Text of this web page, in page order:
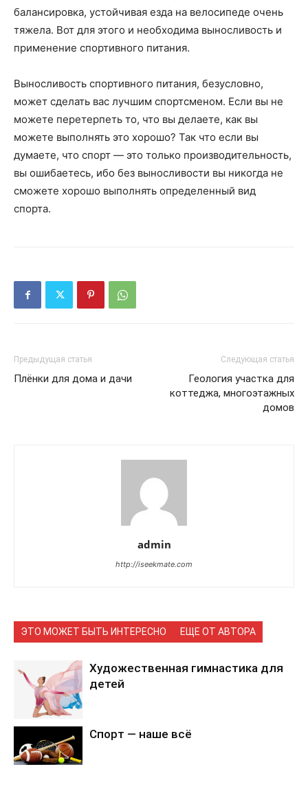
балансировка, устойчивая езда на велосипеде очень
тяжела. Вот для этого и необходима выносливость и
применение спортивного питания.
Выносливость спортивного питания, безусловно,
может сделать вас лучшим спортсменом. Если вы не
можете перетерпеть то, что вы делаете, как вы
можете выполнять это хорошо? Так что если вы
думаете, что спорт — это только производительность,
вы ошибаетесь, ибо без выносливости вы никогда не
сможете хорошо выполнять определенный вид
спорта.
Предыдущая статья
Плёнки для дома и дачи
Следующая статья
Геология участка для
коттеджа, многоэтажных
домов
admin
http://iseekmate.com
ЭТО МОЖЕТ БЫТЬ ИНТЕРЕСНО ЕЩЕ ОТ АВТОРА
Художественная гимнастика для
детей
Спорт — наше всё